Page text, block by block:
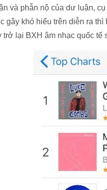
và phẫn nộ của dư luận,
gây khó hiểu trên diễn ra
trở lại BXH âm nhạc quốc tế